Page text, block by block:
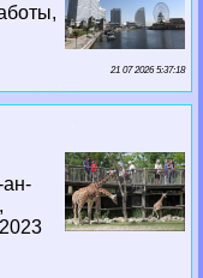
21 07 2026 5:37:18
ан-